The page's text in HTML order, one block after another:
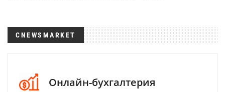
CNEWSMARKET
Онлайн-бухгалтерия